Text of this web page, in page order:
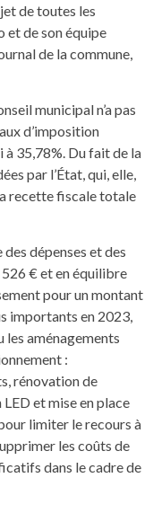
de toutes les
et de son équipe
de la commune,
municipal n’a pas
d’imposition
à 35,78%. Du fait de la
par l’État, qui, elle,
recette fiscale totale
dépenses et des
€ et en équilibre
pour un montant
importants en 2023,
les aménagements
:
rénovation de
et mise en place
limiter le recours à
les coûts de
dans le cadre de